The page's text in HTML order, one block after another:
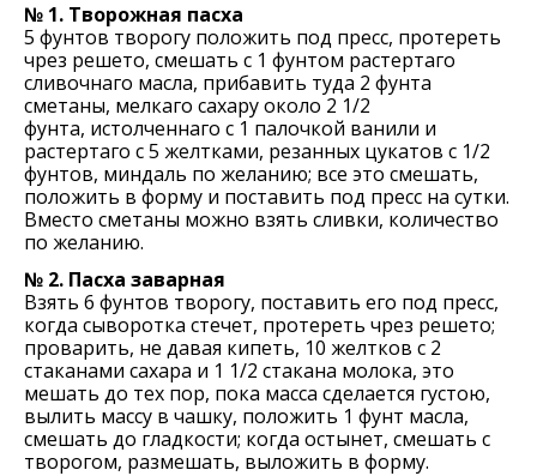
№ 1. Творожная пасха
5 фунтов творогу положить под пресс, протереть
чрез решето, смешать с 1 фунтом растертаго
сливочнаго масла, прибавить туда 2 фунта
сметаны, мелкаго сахару около 2 1/2
фунта, истолченнаго с 1 палочкой ванили и
растертаго с 5 желтками, резанных цукатов с 1/2
фунтов, миндаль по желанию; все это смешать,
положить в форму и поставить под пресс на сутки.
Вместо сметаны можно взять сливки, количество
по желанию.
№ 2. Пасха заварная
Взять 6 фунтов творогу, поставить его под пресс,
когда сыворотка стечет, протереть чрез решето;
проварить, не давая кипеть, 10 желтков с 2
стаканами сахара и 1 1/2 стакана молока, это
мешать до тех пор, пока масса сделается густою,
вылить массу в чашку, положить 1 фунт масла,
смешать до гладкости; когда остынет, смешать с
творогом, размешать, выложить в форму.